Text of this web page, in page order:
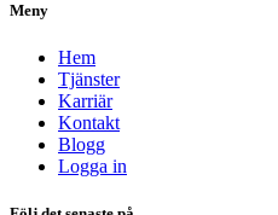
Meny
Hem
Tjänster
Karriär
Kontakt
Blogg
Logga in